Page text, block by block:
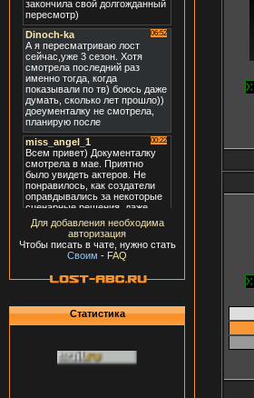
Для добавления необходима
авторизация
Чтобы писать в чате, нужно стать
Своим - FAQ
Статистика